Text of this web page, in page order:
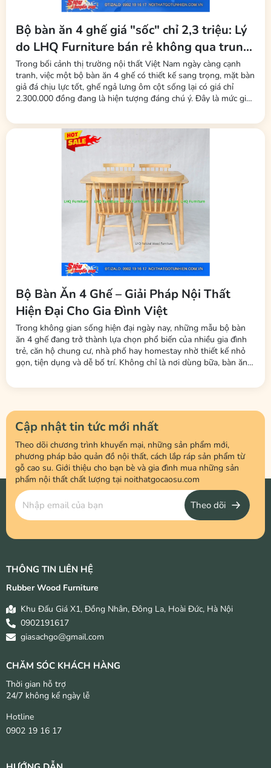
Bộ bàn ăn 4 ghế giá "sốc" chỉ 2,3 triệu: Lý
do LHQ Furniture bán rẻ không qua trung
gian, không mất phí sàn
Trong bối cảnh thị trường nội thất Việt Nam ngày càng cạnh
tranh, việc một bộ bàn ăn 4 ghế có thiết kế sang trọng, mặt bàn
giả đá chịu lực tốt, ghế ngả lưng ôm cột sống lại có giá chỉ
2.300.000 đồng đang là hiện tượng đáng chú ý. Đây là mức giá
bằng chung. Đứng sau chiến lược giá này là thương hiệu LHQ...
Bộ Bàn Ăn 4 Ghế – Giải Pháp Nội Thất
Hiện Đại Cho Gia Đình Việt
Trong không gian sống hiện đại ngày nay, những mẫu bộ bàn
ăn 4 ghế đang trở thành lựa chọn phổ biến của nhiều gia đình
trẻ, căn hộ chung cư, nhà phố hay homestay nhờ thiết kế nhỏ
gọn, tiện dụng và dễ bố trí. Không chỉ là nơi dùng bữa, bàn ăn
ngày làm việc và học tập. Tại Nội Thất LHQ Furniture, nhiều
Cập nhật tin tức mới nhất
Theo dõi chương trình khuyến mại, những sản phẩm mới,
phương pháp bảo quản đồ nội thất, cách lắp ráp sản phẩm từ
gỗ cao su. Giới thiệu cho bạn bè và gia đình mua những sản
phẩm nội thất chất lượng tại noithatgocaosu.com
Theo dõi
THÔNG TIN LIÊN HỆ
Rubber Wood Furniture
Khu Đấu Giá X1, Đồng Nhân, Đông La, Hoài Đức, Hà Nội
0902191617
giasachgo@gmail.com
CHĂM SÓC KHÁCH HÀNG
Thời gian hỗ trợ
24/7 không kể ngày lễ
Hotline
0902 19 16 17